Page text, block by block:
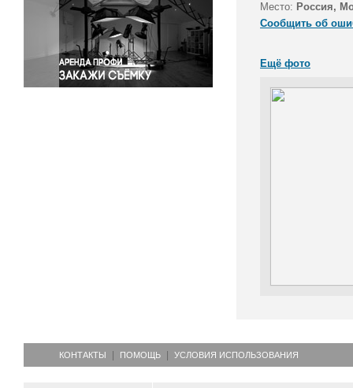
Спорт
Экология
Экономика и бизнес
Место: Россия,
Сообщить об
Ещё фото
КОНТАКТЫ ПОМОЩЬ УСЛОВИЯ ИСПОЛЬЗОВАНИЯ